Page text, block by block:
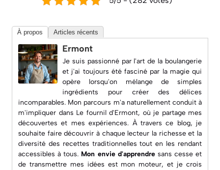
À propos Articles récents
Ermont
Je suis passionné par l'art de la boulangerie
et j'ai toujours été fasciné par la magie qui
opère lorsqu'on mélange de simples
ingrédients pour créer des délices
incomparables. Mon parcours m'a naturellement conduit à
m'impliquer dans Le fournil d'Ermont, où je partage mes
découvertes et mes expériences. À travers ce blog, je
souhaite faire découvrir à chaque lecteur la richesse et la
diversité des recettes traditionnelles tout en les rendant
accessibles à tous. Mon envie d'apprendresans cesse et
de transmettre mes idées est mon moteur, et je crois